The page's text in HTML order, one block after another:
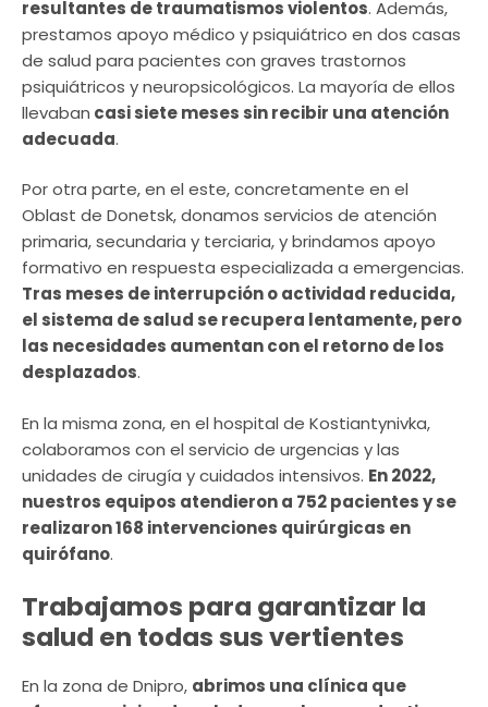
resultantes de traumatismos violentos. Además,
prestamos apoyo médico y psiquiátrico en dos casas
de salud para pacientes con graves trastornos
psiquiátricos y neuropsicológicos. La mayoría de ellos
llevaban casi siete meses sin recibir una atención
adecuada.
Por otra parte, en el este, concretamente en el
Oblast de Donetsk, donamos servicios de atención
primaria, secundaria y terciaria, y brindamos apoyo
formativo en respuesta especializada a emergencias.
Tras meses de interrupción o actividad reducida,
el sistema de salud se recupera lentamente, pero
las necesidades aumentan con el retorno de los
desplazados.
En la misma zona, en el hospital de Kostiantynivka,
colaboramos con el servicio de urgencias y las
unidades de cirugía y cuidados intensivos. En 2022,
nuestros equipos atendieron a 752 pacientes y se
realizaron 168 intervenciones quirúrgicas en
quirófano.
Trabajamos para garantizar la
salud en todas sus vertientes
En la zona de Dnipro, abrimos una clínica que